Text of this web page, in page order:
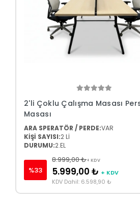
2'li Çoklu Çalışma Masası
Masası
ARA SPERATÖR / PERDE:VAR
KİŞİ SAYISI:2 Lİ
DURUMU:2.EL
%33
8.999,00 ₺+ KDV
5.999,00 ₺ + KDV
KDV Dahil: 6.598,90 ₺